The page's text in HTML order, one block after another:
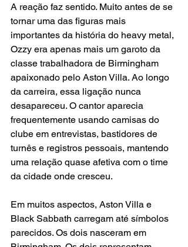
A reação faz sentido. Muito antes de se
tornar uma das figuras mais
importantes da história do heavy metal,
Ozzy era apenas mais um garoto da
classe trabalhadora de Birmingham
apaixonado pelo Aston Villa. Ao longo
da carreira, essa ligação nunca
desapareceu. O cantor aparecia
frequentemente usando camisas do
clube em entrevistas, bastidores de
turnês e registros pessoais, mantendo
uma relação quase afetiva com o time
da cidade onde cresceu.
Em muitos aspectos, Aston Villa e
Black Sabbath carregam até símbolos
parecidos. Os dois nasceram em